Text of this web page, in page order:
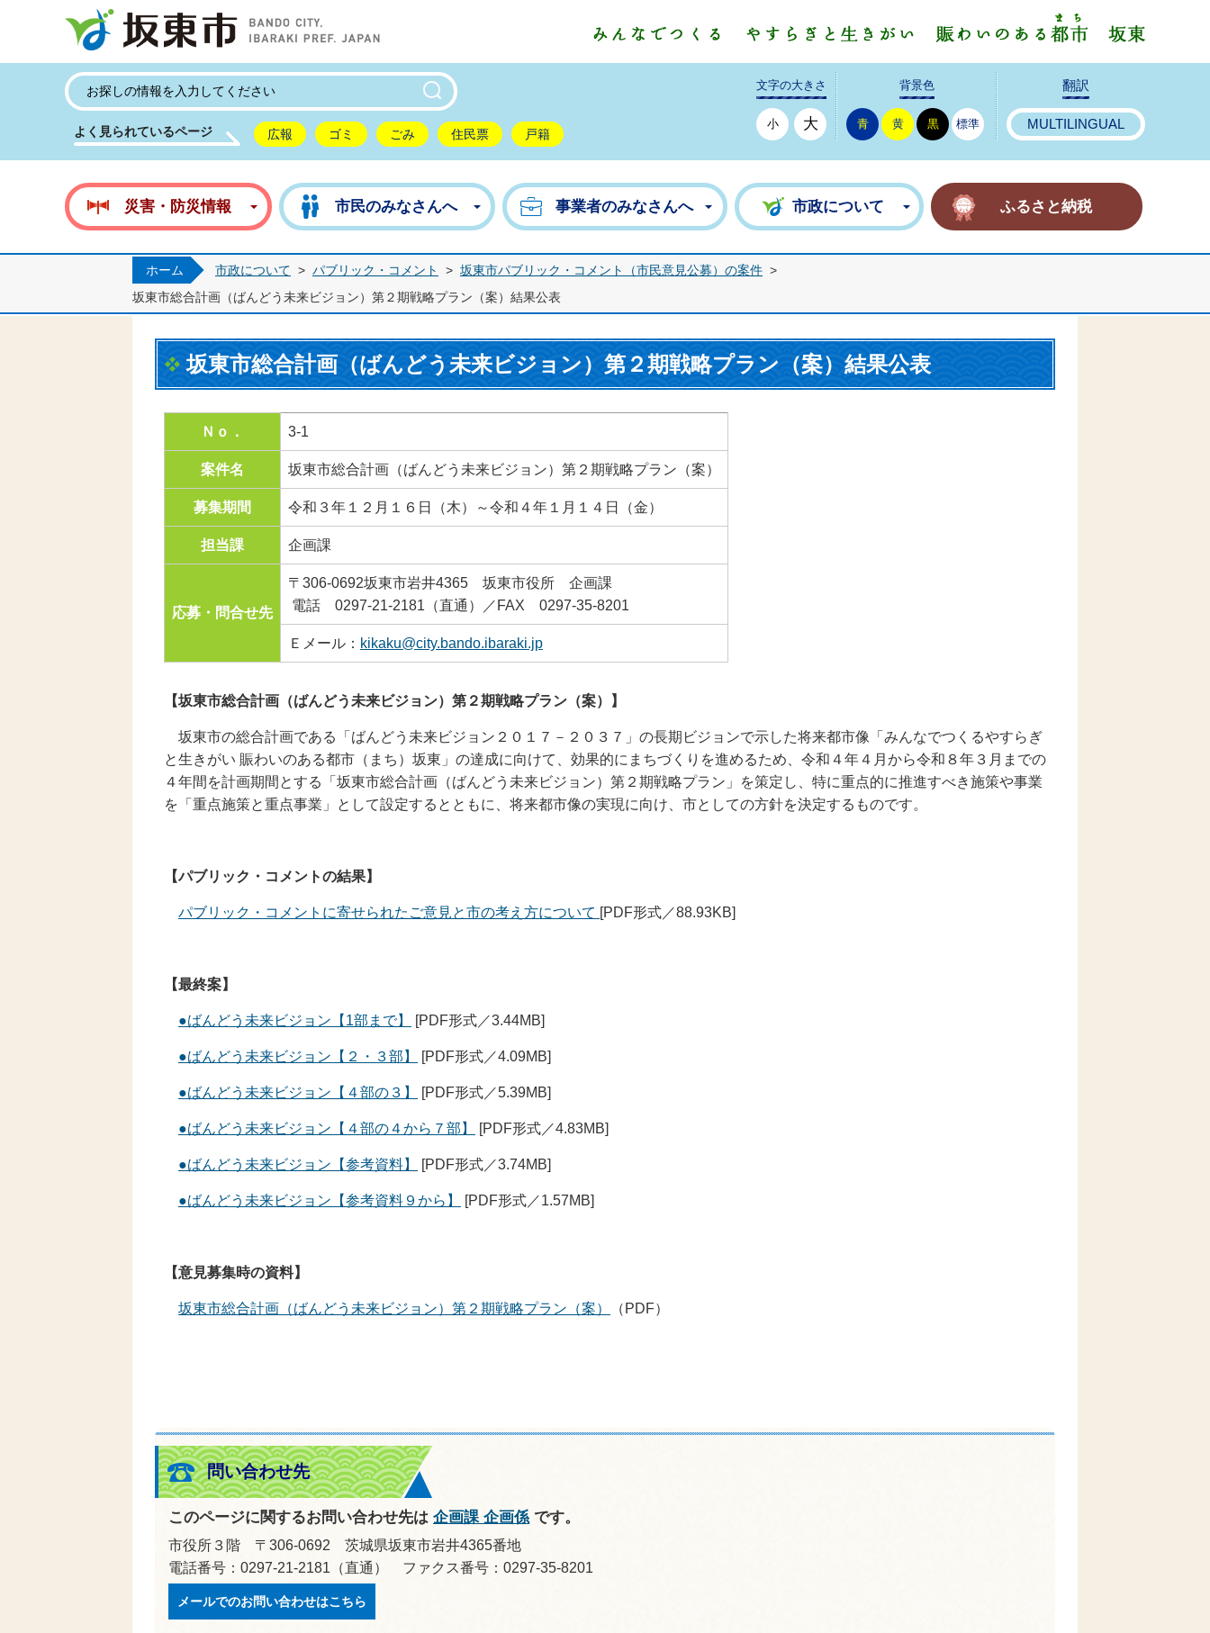
よく見られているページ 広報 ゴミ ごみ 住民票 戸籍
文字の大きさ
小 大
背景色
青 黄 黒 標準
翻訳
MULTILINGUAL
災害・防災情報 市民のみなさんへ 事業者のみなさんへ 市政について ふるさと納税
ホーム 市政について > パブリック・コメント > 坂東市パブリック・コメント（市民意見公募）の案件 >
坂東市総合計画（ばんどう未来ビジョン）第２期戦略プラン（案）結果公表
坂東市総合計画（ばんどう未来ビジョン）第２期戦略プラン（案）結果公表
Ｎｏ． 3-1
案件名 坂東市総合計画（ばんどう未来ビジョン）第２期戦略プラン（案）
募集期間 令和３年１２月１６日（木）～令和４年１月１４日（金）
担当課 企画課
応募・問合せ先
〒306-0692坂東市岩井4365 坂東市役所 企画課
電話 0297-21-2181（直通）／FAX 0297-35-8201
Ｅメール： kikaku@city.bando.ibaraki.jp
【坂東市総合計画（ばんどう未来ビジョン）第２期戦略プラン（案）】
坂東市の総合計画である「ばんどう未来ビジョン２０１７－２０３７」の長期ビジョンで示した将来都市像「みんなでつくるやすらぎ
と生きがい 賑わいのある都市（まち）坂東」の達成に向けて、効果的にまちづくりを進めるため、令和４年４月から令和８年３月までの
４年間を計画期間とする「坂東市総合計画（ばんどう未来ビジョン）第２期戦略プラン」を策定し、特に重点的に推進すべき施策や事業
を「重点施策と重点事業」として設定するとともに、将来都市像の実現に向け、市としての方針を決定するものです。
【パブリック・コメントの結果】
パブリック・コメントに寄せられたご意見と市の考え方について [PDF形式／88.93KB]
【最終案】
●ばんどう未来ビジョン【1部まで】 [PDF形式／3.44MB]
●ばんどう未来ビジョン【２・３部】 [PDF形式／4.09MB]
●ばんどう未来ビジョン【４部の３】 [PDF形式／5.39MB]
●ばんどう未来ビジョン【４部の４から７部】 [PDF形式／4.83MB]
●ばんどう未来ビジョン【参考資料】 [PDF形式／3.74MB]
●ばんどう未来ビジョン【参考資料９から】 [PDF形式／1.57MB]
【意見募集時の資料】
坂東市総合計画（ばんどう未来ビジョン）第２期戦略プラン（案） （PDF）
問い合わせ先
このページに関するお問い合わせ先は 企画課 企画係 です。
市役所３階 〒306-0692 茨城県坂東市岩井4365番地
電話番号：0297-21-2181（直通） ファクス番号：0297-35-8201
メールでのお問い合わせはこちら